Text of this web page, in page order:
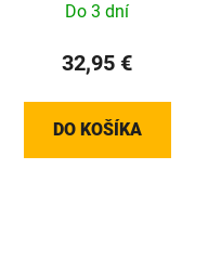
Do 3 dní
32,95 €
DO KOŠÍKA